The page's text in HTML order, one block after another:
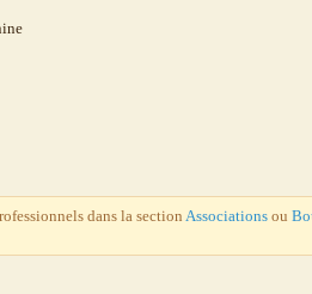
dans la section Associations ou